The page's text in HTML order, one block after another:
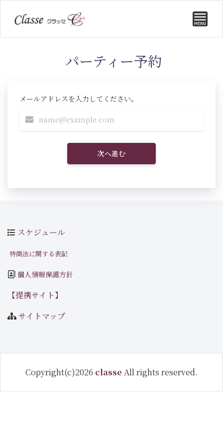
パーティー予約
メールアドレスを入力してください。
次へ進む
スケジュール
特商法に関する表記
個人情報保護方針
【提携サイト】
サイトマップ
Copyright(c)2026 classe All rights reserved.